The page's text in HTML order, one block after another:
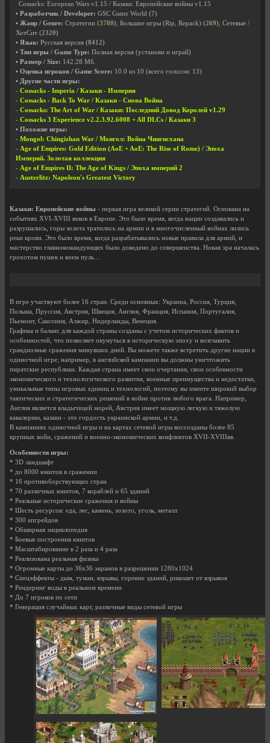
Cossacks: European Wars v1.15 / Казаки: Европейские войны v1.15
• Разработчик / Developer: GSC Game World (7)
• Жанр / Genre: Стратегии (3780); Большие игры (Rip, Repack) (269); Сетевые /
ХотСит (2320)
• Язык: Русская версия (8412)
• Тип игры / Game Type: Полная версия (установи и играй)
• Размер / Size: 142.28 Мб.
• Оценка игроков / Game Score: 10.0 из 10 (всего голосов: 13)
• Другие части игры:
- Cossacks - Imperia / Казаки - Империя
- Cossacks - Back To War / Казаки - Снова Война
- Cossacks: The Art of War / Казаки: Последний Довод Королей v1.29
- Cossacks 3 Experience v2.2.3.92.6008 + All DLCs / Казаки 3
• Похожие игры:
- Mongol: Chingizhan War / Монгол: Война Чингисхана
- Age of Empires: Gold Edition (AoE + AoE: The Rise of Rome) / Эпоха
Империй. Золотая коллекция
- Age of Empires II: The Age of Kings / Эпоха империй 2
- Austerlitz: Napoleon's Greatest Victory
Казаки: Европейские войны - первая игра великой серии стратегий. Основана на
событиях XVI-XVIII веков в Европе. Это было время, когда нации создавались и
разрушались, горы золота тратились на армии и в многочисленный войнах лились
реки крови. Это было время, когда разрабатывались новые правила для армий, и
мастерство главнокомандующих было доведено до совершенства. Новая эра началась
грохотом пушек и воем пуль...
В игре участвуют более 16 стран. Среди основных: Украина, Россия, Турция,
Польша, Пруссия, Австрия, Швеция, Англия, Франция, Испания, Португалия,
Пьемонт, Саксония, Алжир, Нидерланды, Венеция.
Графика и баланс для каждой страны созданы с учетом исторических фактов и
особенностей, что позволяет окунуться в историческую эпоху и возглавить
грандиозные сражения минувших дней. Вы можете также встретить другие нации в
одиночной игре; например, в английской кампании вы должны уничтожить
пиратские республики. Каждая страна имеет свои очертания, свои особенности
экономического и технологического развития, военные преимущества и недостатки,
уникальные типы игровых единиц и технологий, поэтому вы имеете широкий выбор
тактических и стратегических решений в войне против любого врага. Например,
Англия является владычицей морей, Австрия имеет мощную легкую и тяжелую
кавалерию, казаки - это гордость украинской армии, и т.д.
В кампаниях одиночной игры и на картах сетевой игры воссозданы более 85
крупных войн, сражений и военно-экономических конфликтов XVII-XVIIIвв.
Особенности игры:
* 3D ландшафт
* до 8000 юнитов в сражении
* 16 противоборствующих стран
* 70 различных юнитов, 7 кораблей и 65 зданий
* Реальные исторические сражения и войны
* Шесть ресурсов: еда, лес, камень, золото, уголь, металл
* 300 апгрейдов
* Обширная энциклопедия
* Боевые построения юнитов
* Масштабирование в 2 раза и 4 раза
* Реализована реальная физика
* Огромные карты до 36х36 экранов в разрешении 1280х1024
* Спецэффекты - дым, туман, взрывы, горение зданий, рикошет от взрывов
* Рендеринг воды в реальном времени
* До 7 игроков по сети
* Генерация случайных карт, различные виды сетевой игры